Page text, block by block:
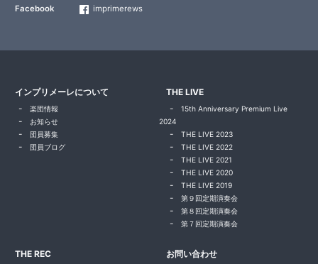
Facebook
imprimerews
インプリメーレについて
楽団情報
お知らせ
団員募集
団員ブログ
THE LIVE
15th Anniversary Premium Live
2024
THE LIVE 2023
THE LIVE 2022
THE LIVE 2021
THE LIVE 2020
THE LIVE 2019
第９回定期演奏会
第８回定期演奏会
第７回定期演奏会
THE REC お問い合わせ